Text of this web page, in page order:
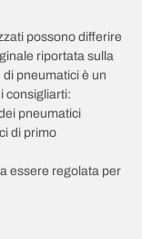
possono differire
riportata sulla
pneumatici è un
consigliarti:
pneumatici
di primo
essere regolata per